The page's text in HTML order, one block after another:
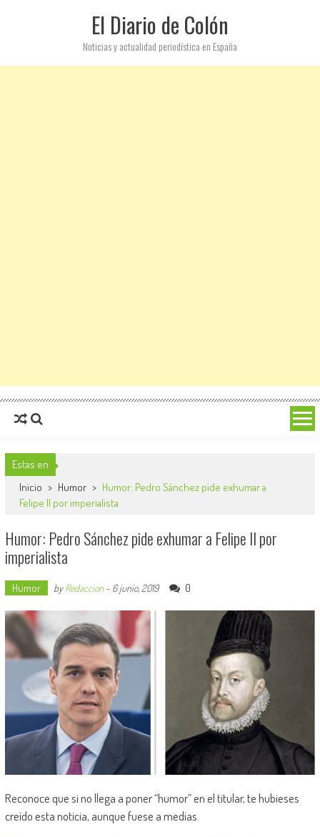
El Diario de Colón
Noticias y actualidad periodística en España
Estas en
Inicio > Humor > Humor: Pedro Sánchez pide exhumar a
Felipe II por imperialista
Humor: Pedro Sánchez pide exhumar a Felipe II por
imperialista
Humor byRedaccion- 6 junio, 2019 0
Reconoce que si no llega a poner “humor” en el titular, te hubieses
creído esta noticia, aunque fuese a medias.